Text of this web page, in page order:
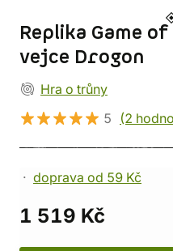
Replika Game
vejce Drogon
Hra o trůny
5
(2
doprava od 59 Kč
1 519 Kč